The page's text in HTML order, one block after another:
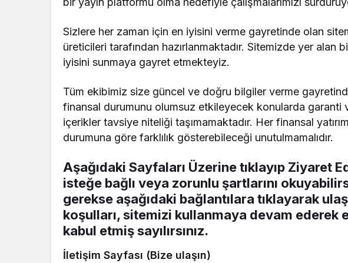
Sizlere her zaman için en iyisini verme gayretinde olan
üreticileri tarafından hazırlanmaktadır. Sitemizde yer alan
iyisini sunmaya gayret etmekteyiz.
Tüm ekibimiz size güncel ve doğru bilgiler verme
finansal durumunu olumsuz etkileyecek konularda garanti
içerikler tavsiye niteliği taşımamaktadır. Her finansal
durumuna göre farklılık gösterebileceği unutulmamalıdır.
Aşağıdaki Sayfaları Üzerine tıklayıp Ziyaret
isteğe bağlı veya zorunlu şartlarını
gerekse aşağıdaki bağlantılara tıklayarak
koşulları, sitemizi kullanmaya devam ederek
kabul etmiş sayılırsınız.
İletişim Sayfası (Bize ulaşın)